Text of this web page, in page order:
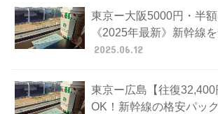
東京ー大阪5000円・半
《2025年最新》新幹線
2025.06.12
東京ー広島【往復32,400
OK！新幹線の格安パッ